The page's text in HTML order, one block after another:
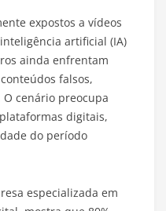
expostos a vídeos
artificial (IA)
ainda enfrentam
falsos,
cenário preocupa
digitais,
do período
especializada em